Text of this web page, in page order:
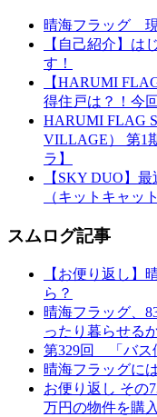
晴海フラッグ 現
【自己紹介】は
す！
【HARUMI
得住戸は？！今
HARUMI FLAG
VILLAGE） 第1
ラ】
【SKY DUO】
（キットキャット
スムログ記事
【お便り返し】
ら？
晴海フラッグ、
ったり暮らせる
第329回 「バス
晴海フラッグに
お便り返し その
万円の物件を購